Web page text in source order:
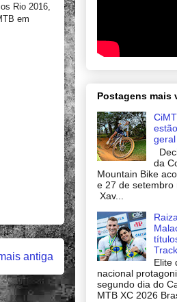
Rio 2016,
em
antiga
Postagens mais
da
Mountain Bike
e 27 de setembro
Xav...
Elite
nacional
segundo dia do
MTB XC 2026